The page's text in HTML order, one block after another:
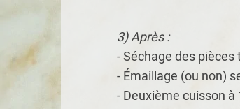
3) Après :
- Séchage des pièces
- Émaillage (ou non)
- Deuxième cuisson à